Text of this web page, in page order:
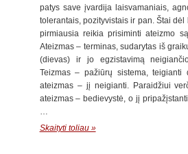
patys save įvardija laisvamaniais,
tolerantais, pozityvistais ir pan. Štai dėl
pirmiausia reikia prisiminti ateizmo
Ateizmas – terminas, sudarytas iš
(dievas) ir jo egzistavimą
Teizmas – pažiūrų sistema, teigianti
ateizmas – jį neigianti. Paraidžiui
ateizmas – bedievystė, o jį
…
Skaityti toliau »